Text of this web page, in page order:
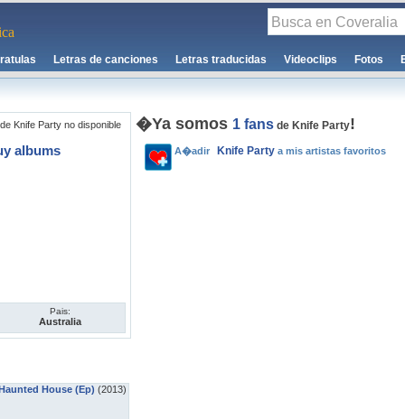
Letras de canciones Letras traducidas Videoclips Fotos
Knife Party no disponible
albums
Pais:
Australia
House (Ep) (2013)
�Ya somos 1 fans de Knife Party!
A�adir Knife Party a mis artistas favoritos